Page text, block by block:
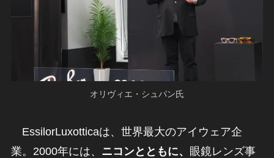
オリヴィエ・シュパン氏
EssilorLuxotticaは、世界最大のアイウェア企
業。2000年には、 ニコンとともに、 眼鏡レンズ事